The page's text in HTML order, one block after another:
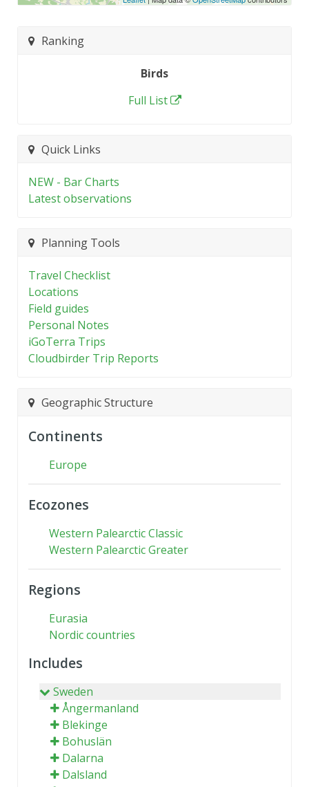
Ranking
Birds
Full List
Quick Links
NEW - Bar Charts
Latest observations
Planning Tools
Travel Checklist
Locations
Field guides
Personal Notes
iGoTerra Trips
Cloudbirder Trip Reports
Geographic Structure
Continents
Europe
Ecozones
Western Palearctic Classic
Western Palearctic Greater
Regions
Eurasia
Nordic countries
Includes
Sweden
Ångermanland
Blekinge
Bohuslän
Dalarna
Dalsland